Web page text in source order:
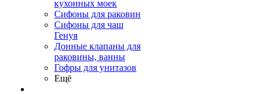
кухонных моек
Сифоны для раковин
Сифоны для чаш
Генуя
Донные клапаны для
раковины, ванны
Гофры для унитазов
Ещё